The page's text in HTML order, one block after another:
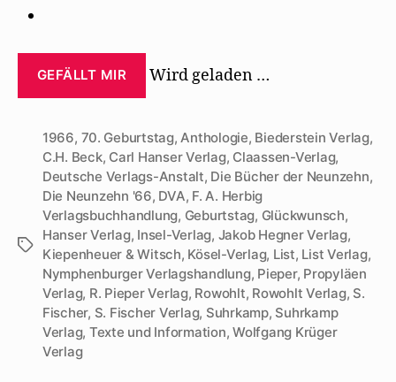
GEFÄLLT MIR Wird geladen …
Schlagwörter
1966, 70. Geburtstag, Anthologie, Biederstein Verlag,
C.H. Beck, Carl Hanser Verlag, Claassen-Verlag,
Deutsche Verlags-Anstalt, Die Bücher der Neunzehn,
Die Neunzehn '66, DVA, F. A. Herbig
Verlagsbuchhandlung, Geburtstag, Glückwunsch,
Hanser Verlag, Insel-Verlag, Jakob Hegner Verlag,
Kiepenheuer & Witsch, Kösel-Verlag, List, List Verlag,
Nymphenburger Verlagshandlung, Pieper, Propyläen
Verlag, R. Pieper Verlag, Rowohlt, Rowohlt Verlag, S.
Fischer, S. Fischer Verlag, Suhrkamp, Suhrkamp
Verlag, Texte und Information,Wolfgang Krüger
Verlag